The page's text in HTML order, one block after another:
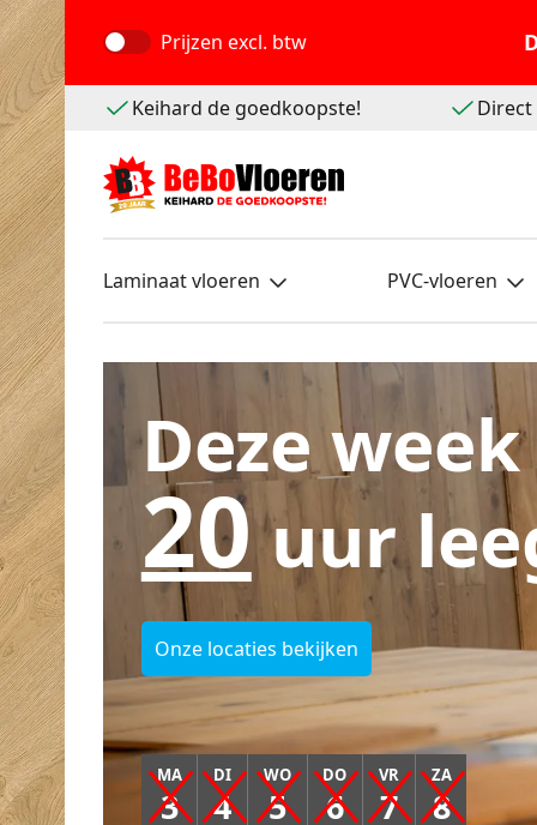
Prijzen excl. btw
Keihard de goedkoopste! Direct
Laminaat vloeren PVC-vloeren
Deze
20uur
Onze locaties bekijken
MA
3
DI
4
WO
5
DO
6
VR
7
ZA
8